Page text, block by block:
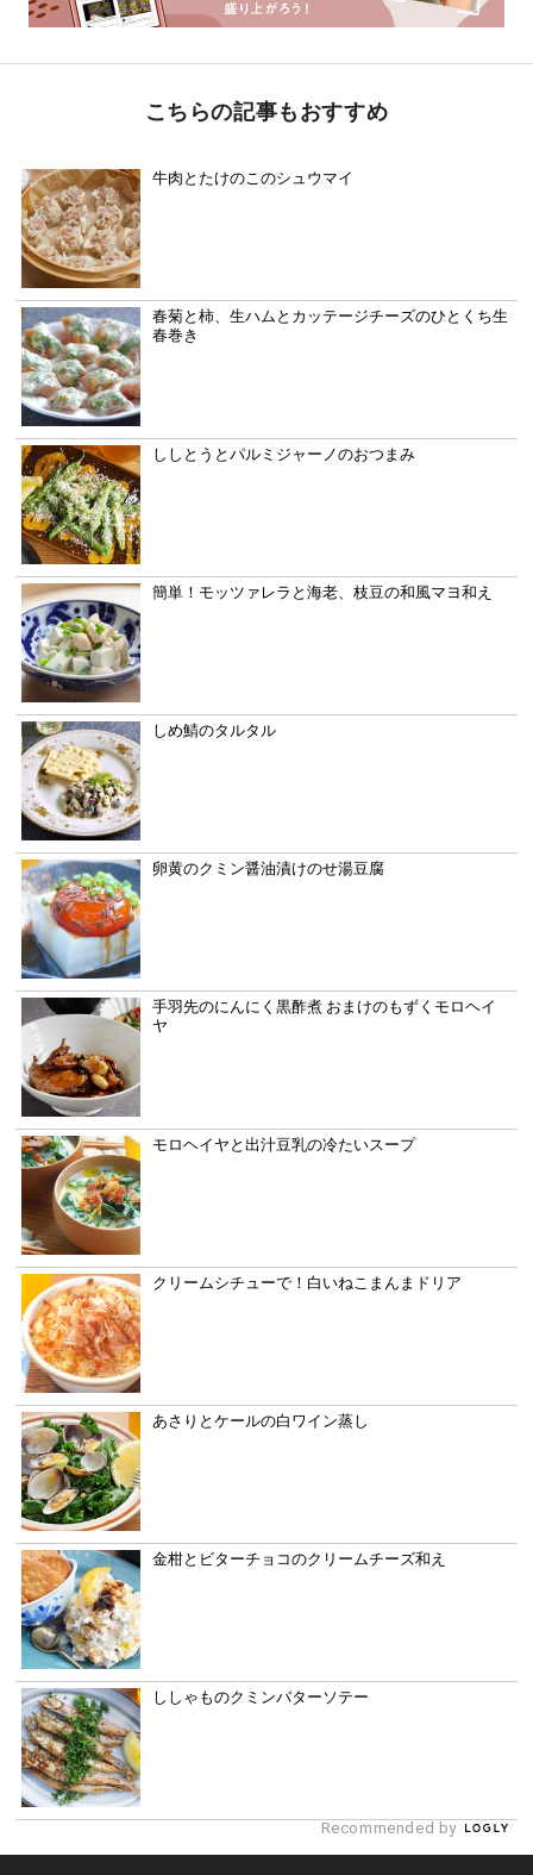
こちらの記事もおすすめ
牛肉とたけのこのシュウマイ
春菊と柿、生ハムとカッテージチーズのひとくち生
春巻き
ししとうとパルミジャーノのおつまみ
簡単！モッツァレラと海老、枝豆の和風マヨ和え
しめ鯖のタルタル
卵黄のクミン醤油漬けのせ湯豆腐
手羽先のにんにく黒酢煮 おまけのもずくモロヘイ
ヤ
モロヘイヤと出汁豆乳の冷たいスープ
クリームシチューで！白いねこまんまドリア
あさりとケールの白ワイン蒸し
金柑とビターチョコのクリームチーズ和え
ししゃものクミンバターソテー
Recommended by